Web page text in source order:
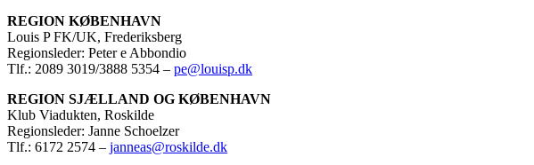
REGION KØBENHAVN
Louis P FK/UK, Frederiksberg
Regionsleder: Peter e Abbondio
Tlf.: 2089 3019/3888 5354 – pe@louisp.dk
REGION SJÆLLAND OG KØBENHAVN
Klub Viadukten, Roskilde
Regionsleder: Janne Schoelzer
Tlf.: 6172 2574 – janneas@roskilde.dk